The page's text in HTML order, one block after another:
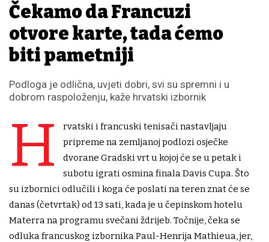
Čekamo da Francuzi
otvore karte, tada ćemo
biti pametniji
Podloga je odlična, uvjeti dobri, svi su spremni i u
dobrom raspoloženju, kaže hrvatski izbornik
H
rvatski i francuski tenisači nastavljaju
pripreme na zemljanoj podlozi osječke
dvorane Gradski vrt u kojoj će se u petak i
subotu igrati osmina finala Davis Cupa. Što
su izbornici odlučili i koga će poslati na teren znat će se
danas (četvrtak) od 13 sati, kada je u čepinskom hotelu
Materra na programu svečani ždrijeb. Točnije, čeka se
odluka francuskog izbornika Paul-Henrija Mathieua, jer,